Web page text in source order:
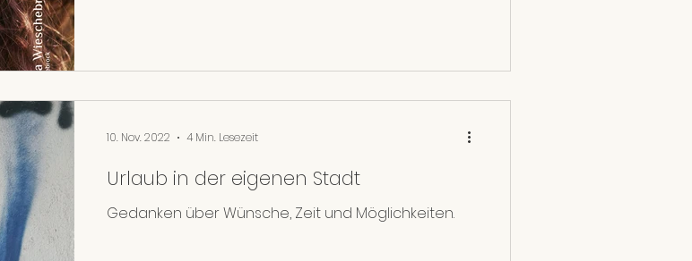
Urlaub in der eigenen Stadt
Gedanken über Wünsche, Zeit und Möglichkeiten.
10. Nov. 2022 4 Min. Lesezeit